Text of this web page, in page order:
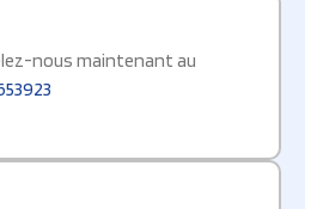
nous maintenant au